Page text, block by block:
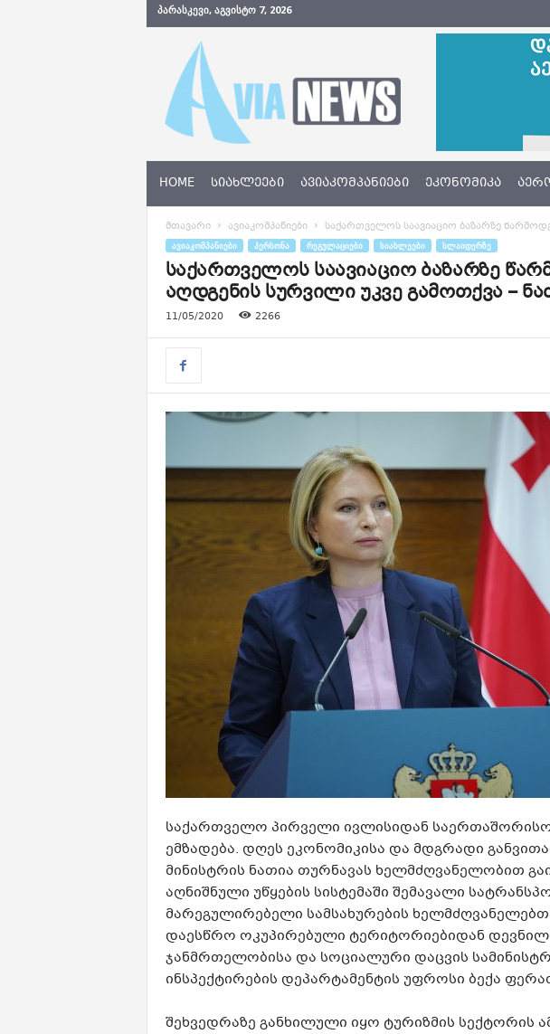
ᲞᲐᲠᲐᲡᲙᲔᲕᲘ, ᲐᲒᲕᲘᲡᲢᲝ 7, 2026
N
w
s
e
HOME ᲡᲘᲐᲮᲚᲔᲔᲑᲘ ᲐᲕᲘᲐᲙᲝᲛᲞᲐᲜᲘᲔᲑᲘ ᲔᲙᲝᲜᲝᲛᲘᲙᲐ
მთავარი ავიაკომპანიები საქართველოს საავიაციო ბაზარზე
ᲐᲕᲘᲐᲙᲝᲛᲞᲐᲜᲘᲔᲑᲘ ᲞᲔᲠᲡᲝᲜᲐ ᲠᲔᲒᲣᲚᲐᲪᲘᲔᲑᲘ ᲡᲘᲐᲮᲚᲔᲔᲑᲘ ᲡᲚᲐᲘᲓᲔᲠᲖᲔ
საქართველოს საავიაციო ბაზარზე
აღდგენის სურვილი უკვე გამოთქვა –
11/05/2020 2266
საქართველო პირველი ივლისიდან საერთაშორისო
ემზადება. დღეს ეკონომიკისა და მდგრადი
მინისტრის ნათია თურნავას ხელმძღვანელობით
აღნიშნული უწყების სისტემაში შემავალი
მარეგულირებელი სამსახურების
დაესწრო ოკუპირებული ტერიტორიებიდან
ჯანმრთელობისა და სოციალური დაცვის
ინსპექტირების დეპარტამენტის უფროსი ბექა
შეხვედრაზე განხილული იყო ტურიზმის სექტორის